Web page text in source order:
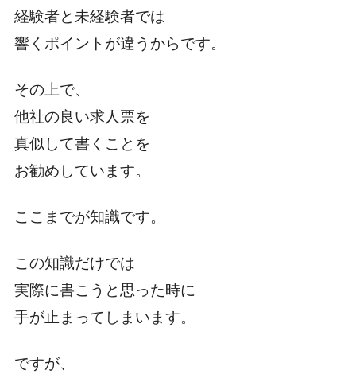
経験者と未経験者では
響くポイントが違うからです。
その上で、
他社の良い求人票を
真似して書くことを
お勧めしています。
ここまでが知識です。
この知識だけでは
実際に書こうと思った時に
手が止まってしまいます。
ですが、